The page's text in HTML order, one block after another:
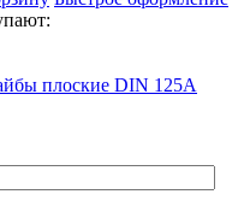
плоские DIN 125A